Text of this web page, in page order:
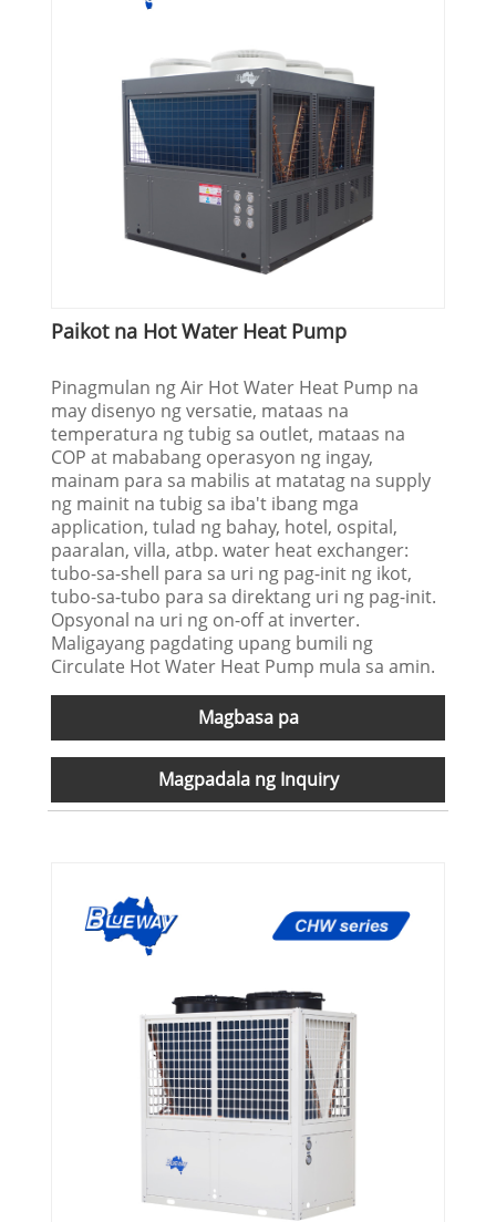
Paikot na Hot Water Heat Pump
Pinagmulan ng Air Hot Water Heat Pump na
may disenyo ng versatie, mataas na
temperatura ng tubig sa outlet, mataas na
COP at mababang operasyon ng ingay,
mainam para sa mabilis at matatag na supply
ng mainit na tubig sa iba't ibang mga
application, tulad ng bahay, hotel, ospital,
paaralan, villa, atbp. water heat exchanger:
tubo-sa-shell para sa uri ng pag-init ng ikot,
tubo-sa-tubo para sa direktang uri ng pag-init.
Opsyonal na uri ng on-off at inverter.
Maligayang pagdating upang bumili ng
Circulate Hot Water Heat Pump mula sa amin.
Magbasa pa
Magpadala ng Inquiry